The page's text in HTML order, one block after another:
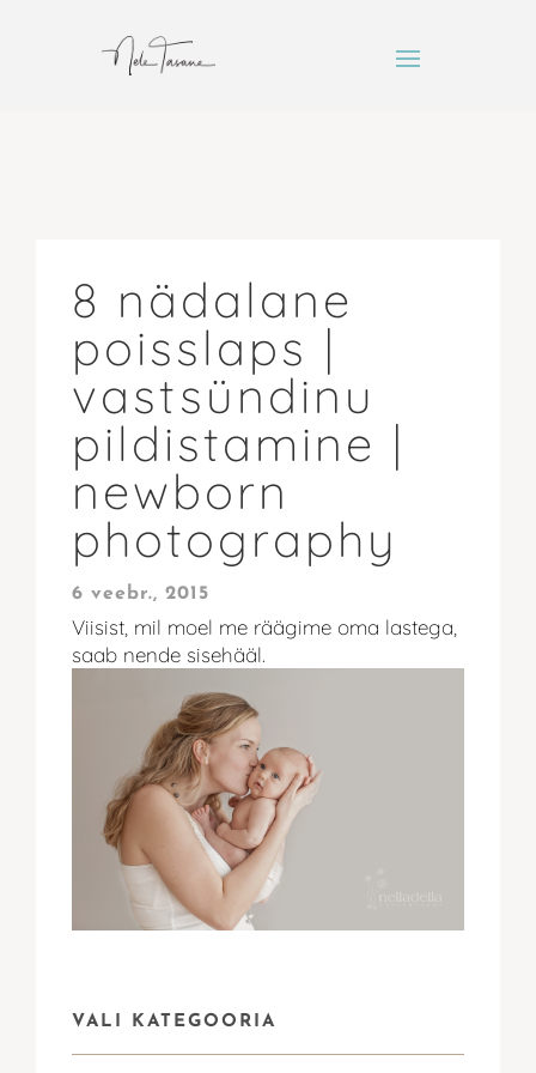
8 nädalane
poisslaps |
vastsündinu
pildistamine |
newborn
photography
6 veebr., 2015
Viisist, mil moel me räägime oma lastega,
saab nende sisehääl.
VALI KATEGOORIA